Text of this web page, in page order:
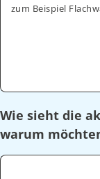
zum Beispiel
Wie sieht die
warum